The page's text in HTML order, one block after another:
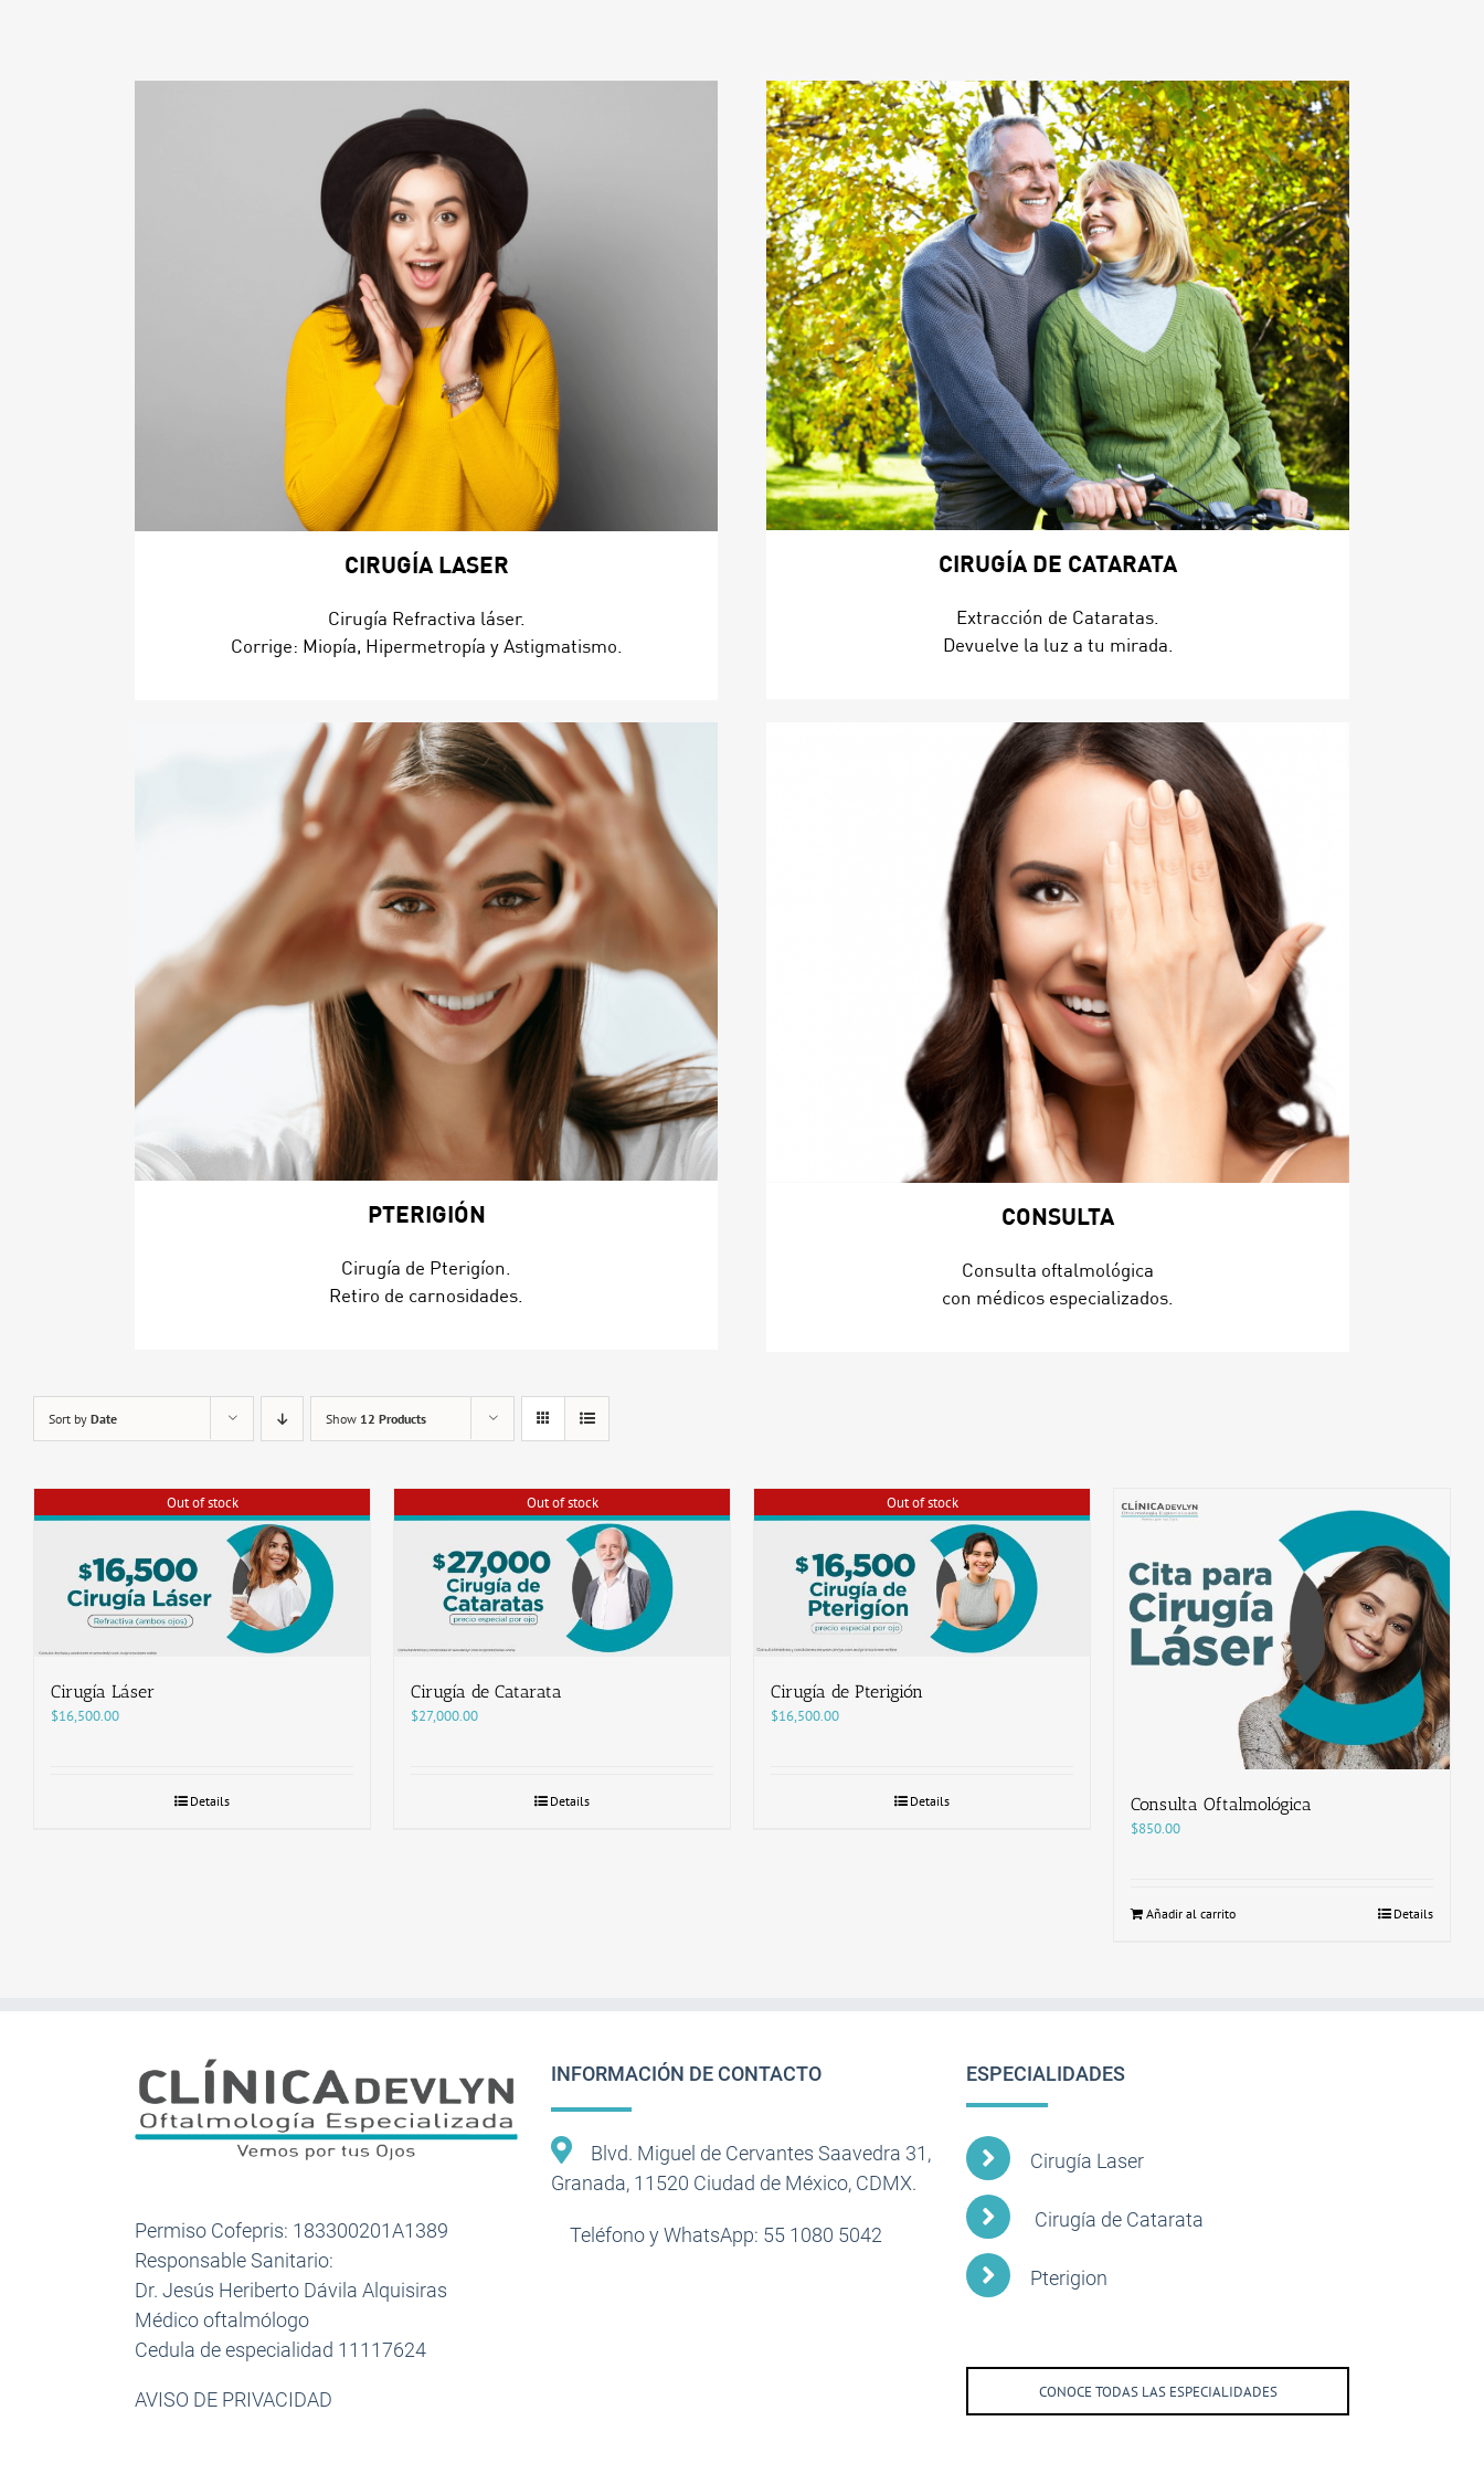
CIRUGÍA LASER
Cirugía Refractiva láser.
Corrige: Miopía, Hipermetropía y Astigmatismo.
CIRUGÍA DE CATARATA
Extracción de Cataratas.
Devuelve la luz a tu mirada.
PTERIGIÓN
Cirugía de Pterigíon.
Retiro de carnosidades.
CONSULTA
Consulta oftalmológica
con médicos especializados.
Sort by Date Show 12 Products
Out of stock
Cirugía Láser
$16,500.00
Details
Out of stock
Cirugía de Catarata
$27,000.00
Details
Out of stock
Cirugía de Pterigión
$16,500.00
Details Consulta Oftalmológica
$850.00
Añadir al carrito Details
Permiso Cofepris: 183300201A1389
Responsable Sanitario:
Dr. Jesús Heriberto Dávila Alquisiras
Médico oftalmólogo
Cedula de especialidad 11117624
AVISO DE PRIVACIDAD
INFORMACIÓN DE CONTACTO
Blvd. Miguel de Cervantes Saavedra 31,
Granada, 11520 Ciudad de México, CDMX.
Teléfono y WhatsApp: 55 1080 5042
ESPECIALIDADES
Cirugía Laser
Cirugía de Catarata
Pterigion
CONOCE TODAS LAS ESPECIALIDADES